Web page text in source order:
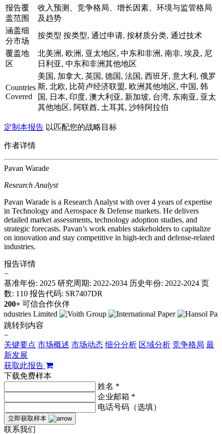
报告覆
盖范围
收入预测、竞争格局、增长因素、环境与监管格局
及趋势
涵盖细
分市场
按类型 按类型, 通过申请, 按材质分类, 通过技术
覆盖地
区
北美洲, 欧洲, 亚太地区, 中东和非洲, 南非, 埃及, 尼
日利亚, 中东和非洲其他地区
Countries
Covered
美国, 加拿大, 英国, 德国, 法国, 西班牙, 意大利, 俄罗
斯, 北欧, 比荷卢经济联盟, 欧洲其他地区, 中国, 韩
国, 日本, 印度, 澳大利亚, 新加坡, 台湾, 东南亚, 亚太
其他地区, 阿联酋, 土耳其, 沙特阿拉伯
定制本报告 以匹配您的战略目标
作者详情
Pavan Warade
Research Analyst
Pavan Warade is a Research Analyst with over 4 years of expertise
in Technology and Aerospace & Defense markets. He delivers
detailed market assessments, technology adoption studies, and
strategic forecasts. Pavan’s work enables stakeholders to capitalize
on innovation and stay competitive in high-tech and defense-related
industries.
报告详情
−
基准年份: 2025 研究周期: 2022-2034 历史年份: 2022-2024 页
数: 110 报告代码: SR7407DR
200+ 可信合作伙伴
跳转到内容
−
关键要点 市场概述 市场动态 细分分析 区域分析 竞争格局 最
新发展
获取此报告
下载免费样本
姓名 *
企业邮箱 *
电话号码（选填）
立即获取样本
联系我们